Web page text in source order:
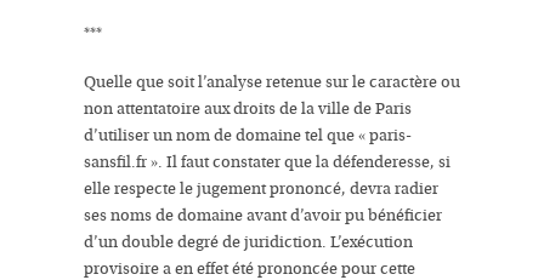
***
Quelle que soit l’analyse retenue sur le caractère ou
non attentatoire aux droits de la ville de Paris
d’utiliser un nom de domaine tel que « paris-
sansfil.fr ». Il faut constater que la défenderesse, si
elle respecte lejugement prononcé, devra radier
ses noms de domaine avant d’avoir pu bénéficier
d’un double degré de juridiction. L’exécution
provisoire a en effet été prononcée pour cette